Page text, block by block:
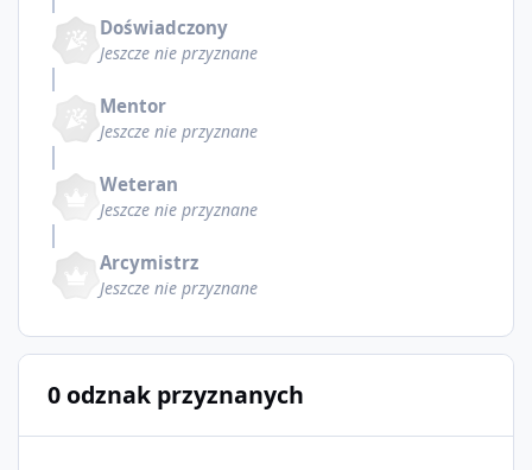
Doświadczony
Jeszcze nie przyznane
Mentor
Jeszcze nie przyznane
Weteran
Jeszcze nie przyznane
Arcymistrz
Jeszcze nie przyznane
0 odznak przyznanych